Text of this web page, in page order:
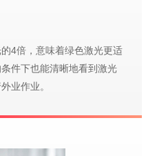
4倍，意味着绿色激光更适
件下也能清晰地看到激光
业作业。